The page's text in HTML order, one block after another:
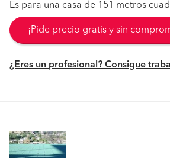
Es para una casa de 151 metros
¡Pide precio gratis y sin
¿Eres un profesional? Consigue